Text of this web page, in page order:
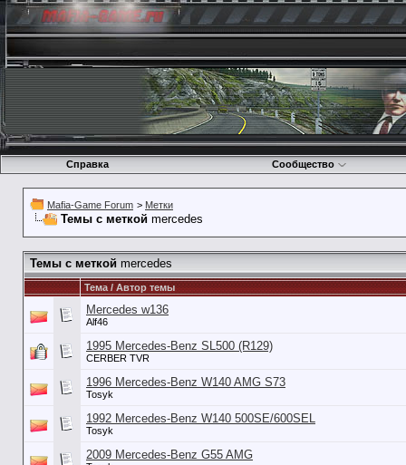
Справка Сообщество
Mafia-Game Forum > Метки
Темы с меткой mercedes
Темы с меткой mercedes
Тема / Автор темы
Mercedes w136
Alf46
1995 Mercedes-Benz SL500 (R129)
CERBER TVR
1996 Mercedes-Benz W140 AMG S73
Tosyk
1992 Mercedes-Benz W140 500SE/600SEL
Tosyk
2009 Mercedes-Benz G55 AMG